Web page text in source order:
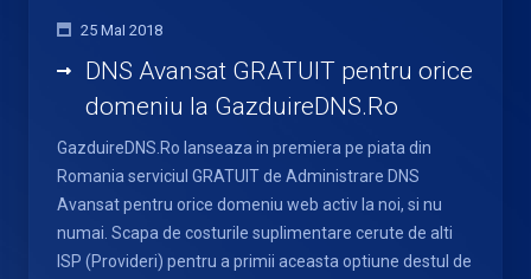
25 MaI 2018
DNS Avansat GRATUIT pentru orice
domeniu la GazduireDNS.Ro
GazduireDNS.Ro lanseaza in premiera pe piata din
Romania serviciul GRATUIT de Administrare DNS
Avansat pentru orice domeniu web activ la noi, si nu
numai. Scapa de costurile suplimentare cerute de alti
ISP (Provideri) pentru a primii aceasta optiune destul de